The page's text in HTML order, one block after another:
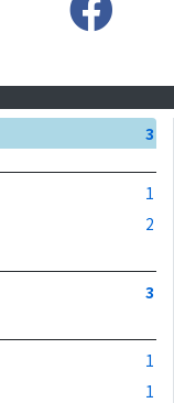
3
1
2
3
1
1